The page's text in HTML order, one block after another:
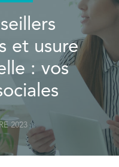
et usure
: vos
2023